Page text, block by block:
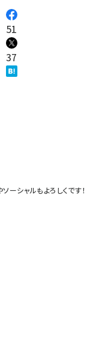
51
37
ーシャルもよろしくです！